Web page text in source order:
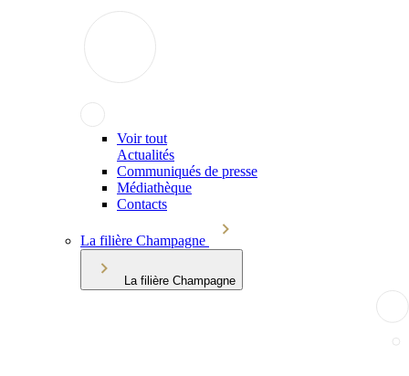
Voir tout
Actualités
Communiqués de presse
Médiathèque
Contacts
La filière Champagne
La filière Champagne